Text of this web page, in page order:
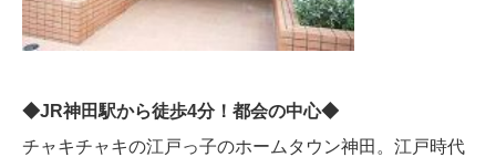
◆JR神田駅から徒歩4分！都会の中心◆
チャキチャキの江戸っ子のホームタウン神田。江戸時代